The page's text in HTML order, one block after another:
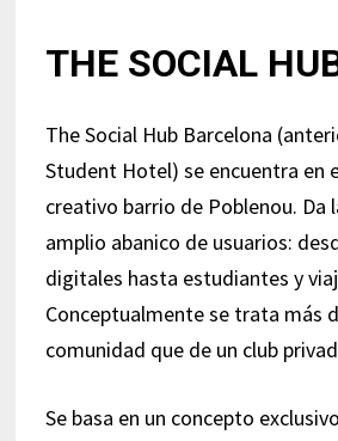
THE SOCIAL
The Social Hub Barcelona
Student Hotel) se encuentra en
creativo barrio de Poblenou. Da
amplio abanico de usuarios:
digitales hasta estudiantes y
Conceptualmente se trata más
comunidad que de un club
Se basa en un concepto